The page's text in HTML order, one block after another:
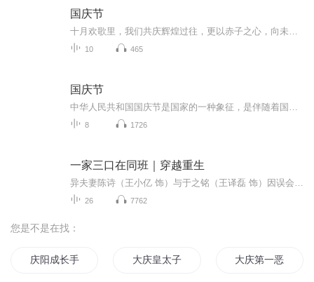
国庆节
10 465
国庆节
8 1726
一家三口在同班｜穿越重生
26 7762
您是不是在找：
庆阳成长手札 大庆皇太子 大庆第一恶